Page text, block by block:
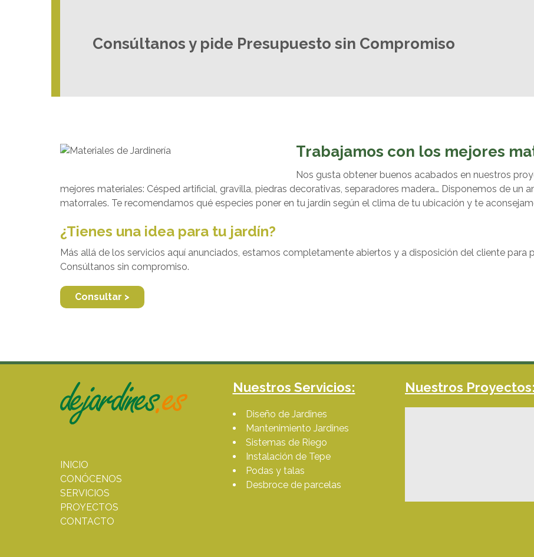
Consúltanos y pide Presupuesto sin Compromiso
Trabajamos con los mejores
Nos gusta obtener buenos acabados en nuestros
mejores materiales: Césped artificial, gravilla, piedras decorativas, separadores madera… Disponemos de un
matorrales. Te recomendamos qué especies poner en tu jardín según el clima de tu ubicación y te
¿Tienes una idea para tu jardín?
Más allá de los servicios aquí anunciados, estamos completamente abiertos y a disposición del cliente para
Consúltanos sin compromiso.
Consultar >
INICIO
CONÓCENOS
SERVICIOS
PROYECTOS
CONTACTO
Nuestros Servicios:
Diseño de Jardines
Mantenimiento Jardines
Sistemas de Riego
Instalación de Tepe
Podas y talas
Desbroce de parcelas
Nuestros Proyectos: